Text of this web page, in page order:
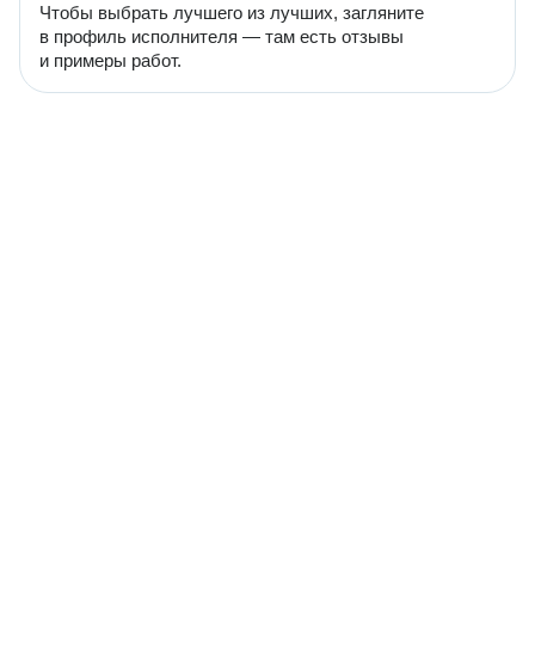
Чтобы выбрать лучшего из лучших, загляните
в профиль исполнителя — там есть отзывы
и примеры работ.